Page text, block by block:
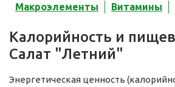
Макроэлементы Витамины
Калорийность и
Салат "Летний"
Энергетическая ценность